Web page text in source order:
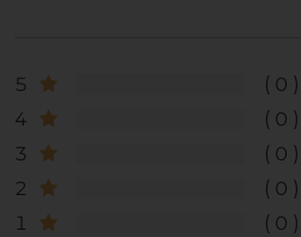
5
0
4
0
3
0
2
0
1
0